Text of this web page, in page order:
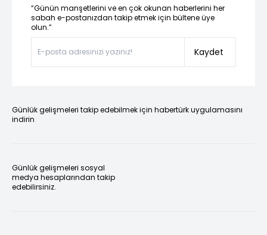
“Günün manşetlerini ve en çok okunan haberlerini her
sabah e-postanızdan takip etmek için bültene üye
olun.”
Kaydet
Günlük gelişmeleri takip edebilmek için habertürk uygulamasını
indirin
Günlük gelişmeleri sosyal
medya hesaplarından takip
edebilirsiniz.